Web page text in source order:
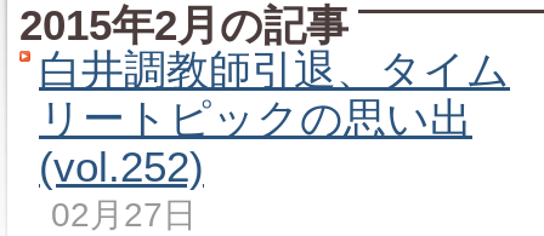
2015年2月の記事
白井調教師引退、タイム
リートピックの思い出
(vol.252)
02月27日